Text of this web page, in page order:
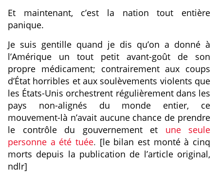
Et maintenant, c’est la nation tout entière
panique.
Je suis gentille quand je dis qu’on a donné à
l’Amérique un tout petit avant-goût de son
propre médicament; contrairement aux coups
d’État horribles et aux soulèvements violents que
les États-Unis orchestrent régulièrement dans les
pays non-alignés du monde entier, ce
mouvement-là n’avait aucune chance de prendre
le contrôle du gouvernement et
une seule
personne a été tuée. [le bilan est monté à cinq
morts depuis la publication de l’article original,
ndlr]